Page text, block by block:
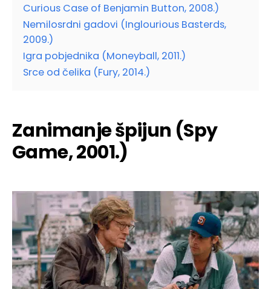
Curious Case of Benjamin Button, 2008.)
Nemilosrdni gadovi (Inglourious Basterds,
2009.)
Igra pobjednika (Moneyball, 2011.)
Srce od čelika (Fury, 2014.)
Zanimanje špijun (Spy
Game, 2001.)